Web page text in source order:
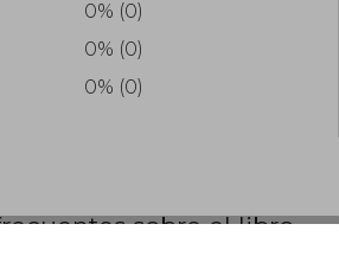
0% (0)
0% (0)
0% (0)
sobre el libro